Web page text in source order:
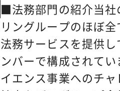
アは法務部長・イン
接接点があり、強い
ます■同社の魅力：同
大手プラントエンジ
界大手と比較しても
■法務部門の紹介当社
リングループのほぼ
法務サービスを提供
ンバーで構成されて
イエンス事業へのチ